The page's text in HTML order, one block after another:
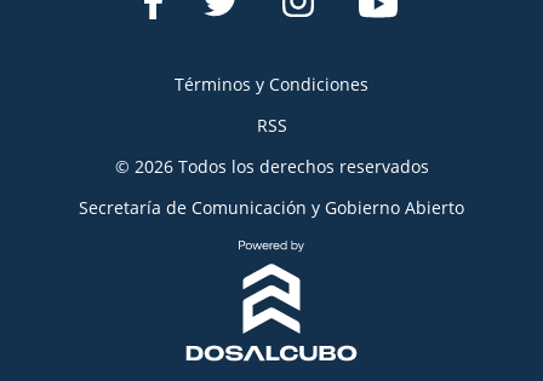
Términos y Condiciones
RSS
© 2026 Todos los derechos reservados
Secretaría de Comunicación y Gobierno Abierto